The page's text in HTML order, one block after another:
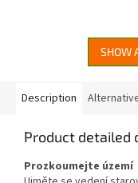
SHOW
Description
Product detailed
Prozkoumejte území